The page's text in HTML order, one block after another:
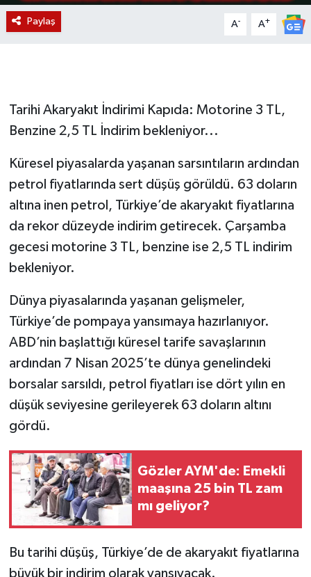
Paylaş A- A+
Tarihi Akaryakıt İndirimi Kapıda: Motorine 3 TL,
Benzine 2,5 TL İndirim bekleniyor...
Küresel piyasalarda yaşanan sarsıntıların ardından
petrol fiyatlarında sert düşüş görüldü. 63 doların
altına inen petrol, Türkiye’de akaryakıt fiyatlarına
da rekor düzeyde indirim getirecek. Çarşamba
gecesi motorine 3 TL, benzine ise 2,5 TL indirim
bekleniyor.
Dünya piyasalarında yaşanan gelişmeler,
Türkiye’de pompaya yansımaya hazırlanıyor.
ABD’nin başlattığı küresel tarife savaşlarının
ardından 7 Nisan 2025’te dünya genelindeki
borsalar sarsıldı, petrol fiyatları ise dört yılın en
düşük seviyesine gerileyerek 63 doların altını
gördü.
Gözler AYM'de: Emekli
maaşına 25 bin TL zam
mı geliyor?
Bu tarihi düşüş, Türkiye’de de akaryakıt fiyatlarına
büyük bir indirim olarak yansıyacak.